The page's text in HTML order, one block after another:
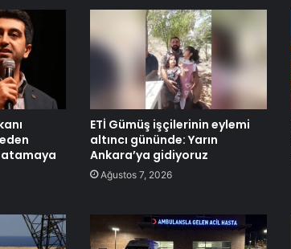
atamaya
ETİ Gümüş işçilerinin eylemi
altıncı gününde: Yarın
Ankara’ya gidiyoruz
Ağustos 7, 2026